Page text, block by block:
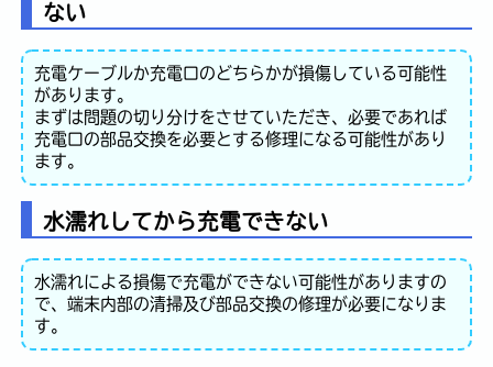
ない
充電ケーブルか充電口のどちらかが損傷している可能性
があります。
まずは問題の切り分けをさせていただき、必要であれば
充電口の部品交換を必要とする修理になる可能性があり
ます。
水濡れしてから充電できない
水濡れによる損傷で充電ができない可能性がありますの
で、端末内部の清掃及び部品交換の修理が必要になりま
す。